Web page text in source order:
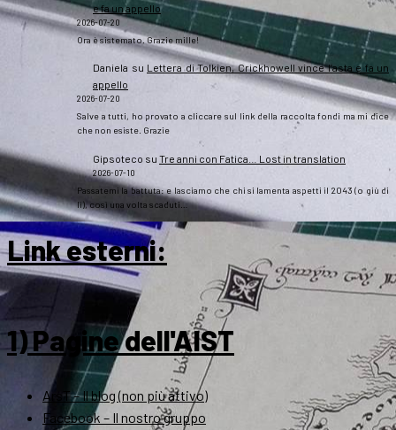
e fa un appello
2026-07-20
Ora è sistemato. Grazie mille!
Daniela su Lettera di Tolkien, Crickhowell vince l’asta e fa un
appello
2026-07-20
Salve a tutti, ho provato a cliccare sul link della raccolta fondi ma mi dice
che non esiste. Grazie
Gipsoteco su Tre anni con Fatica… Lost in translation
2026-07-10
Passatemi la battuta: e lasciamo che chi si lamenta aspetti il 2043 (o giù di
lì), così una volta scaduti…
Link esterni:
1) Pagine dell'AIST
ArsT – Il blog (non più attivo)
Facebook – Il nostro gruppo